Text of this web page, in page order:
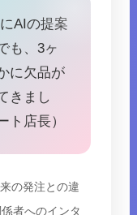
AIの提案
も、3ヶ
に欠品が
きまし
ト店長）
の発注との違
者へのインタ